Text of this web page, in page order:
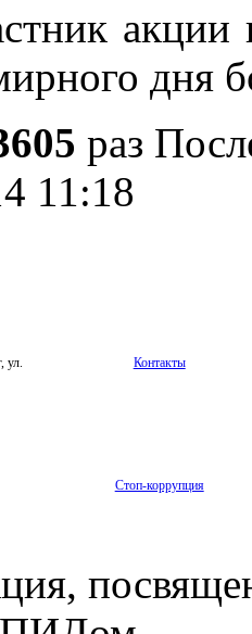
акции
раз
11:18
ул.
Контакты
Стоп-коррупция